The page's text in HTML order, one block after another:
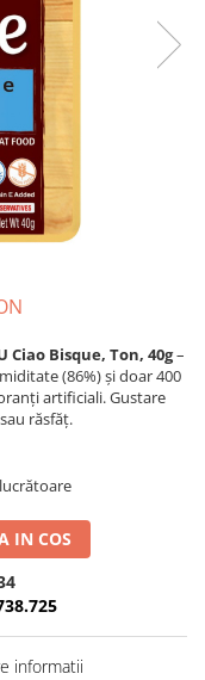
Ciao Bisque, Ton, 40g–
(86%) și doar 400
artificiali. Gustare
răsfăț.
IN COS
informatii